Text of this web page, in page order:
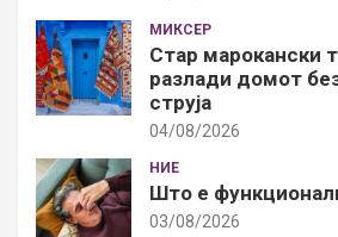
МИКСЕР
Стар марокански
разлади домот
струја
04/08/2026
НИЕ
Што е
03/08/2026